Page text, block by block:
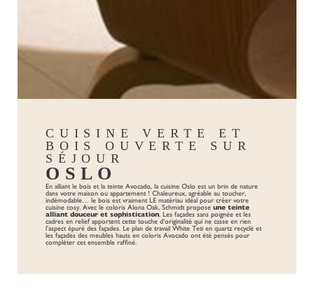
CUISINE VERTE ET
BOIS OUVERTE SUR
SÉJOUR
OSLO
En alliant le bois et la teinte Avocado, la cuisine Oslo est un brin de nature
dans votre maison ou appartement ! Chaleureux, agréable au toucher,
indémodable… le bois est vraiment LE matériau idéal pour créer votre
cuisine cosy. Avec le coloris Alona Oak, Schmidt propose une teinte
alliant douceur et sophistication Les façades sans poignée et les
cadres en relief apportent cette touche d’originalité qui ne casse en rien
l’aspect épuré des façades. Le plan de travail White Teti en quartz recyclé et
les façades des meubles hauts en coloris Avocado ont été pensés pour
compléter cet ensemble raffiné.